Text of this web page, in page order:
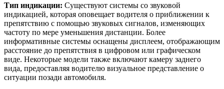
Тип индикации: Существуют системы со звуковой
индикацией, которая оповещает водителя о приближении к
препятствию с помощью звуковых сигналов, изменяющих
частоту по мере уменьшения дистанции. Более
информативные системы оснащены дисплеем, отображающим
расстояние до препятствия в цифровом или графическом
виде. Некоторые модели также включают камеру заднего
вида, предоставляя водителю визуальное представление о
ситуации позади автомобиля.